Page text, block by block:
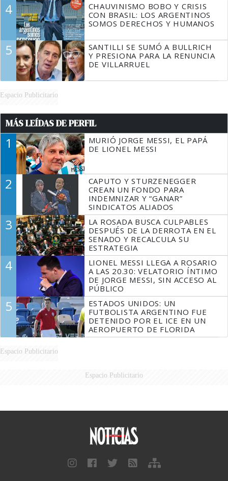
4
CHAUVINISMO BOBO Y CRISIS
CON BRASIL: LOS ARGENTINOS
SOMOS DERECHOS Y HUMANOS
5
SANTILLI SE SUMÓ A BULLRICH
Y PRESIONA PARA LA RENUNCIA
DE VILLARRUEL
Espacio Publicitario
MÁS LEÍDAS DE PERFIL
1
MURIÓ JORGE MESSI, EL PAPÁ
DE LIONEL MESSI
2
CAPUTO Y STURZENEGGER
CREAN UN FONDO PARA
INDEMNIZAR Y “GANAR”
SINDICATOS ALIADOS
3
LA ROSADA BUSCA CULPABLES
DESPUÉS DE LA DERROTA EN EL
SENADO Y RECALCULA SU
ESTRATEGIA
4
LIONEL MESSI LLEGA A ROSARIO
A LAS 20.30: VELATORIO ÍNTIMO
DE JORGE MESSI, SIN ACCESO AL
PÚBLICO
5
ESTADOS UNIDOS: UN
FUTBOLISTA ARGENTINO FUE
DETENIDO POR EL ICE EN UN
AEROPUERTO DE FLORIDA
Espacio Publicitario
Espacio Publicitario